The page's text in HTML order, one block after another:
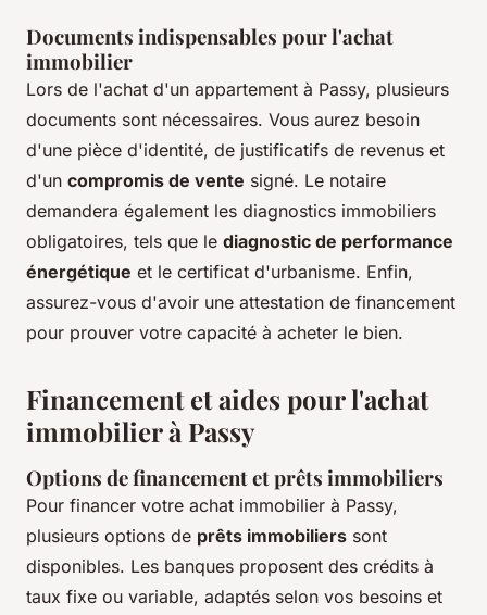
Documents indispensables pour l'achat
immobilier
Lors de l'achat d'un appartement à Passy, plusieurs
documents sont nécessaires. Vous aurez besoin
d'une pièce d'identité, de justificatifs de revenus et
d'un compromis de vente signé. Le notaire
demandera également les diagnostics immobiliers
obligatoires, tels que le diagnostic de performance
énergétique et le certificat d'urbanisme. Enfin,
assurez-vous d'avoir une attestation de financement
pour prouver votre capacité à acheter le bien.
Financement et aides pour l'achat
immobilier à Passy
Options de financement et prêts immobiliers
Pour financer votre achat immobilier à Passy,
plusieurs options de prêts immobiliers sont
disponibles. Les banques proposent des crédits à
taux fixe ou variable, adaptés selon vos besoins et